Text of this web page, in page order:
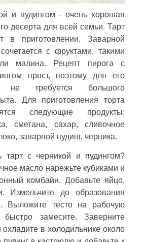
и пудингом - очень хорошая
десерта для всей семьи. Тарт
в приготовлении. Заварной
с фруктами, такими
малина. Рецепт пирога с
прост, поэтому для его
не требуется большого
Для приготовления торта
следующие продукты:
сметана, сахар, сливочное
заварной пудинг, черника.
тарт с черникой и пудингом?
масло нарежьте кубиками и
комбайн. Добавьте яйцо,
Измельчите до образования
Выложите тесто на рабочую
быстро замесите. Заверните
охладите в холодильнике около